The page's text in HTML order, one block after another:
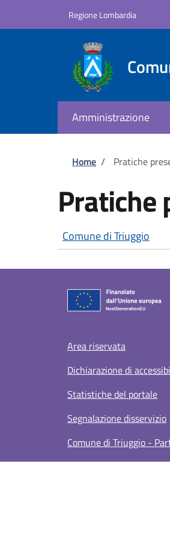
Regione Lombardia
Amministrazione
Briciole di
Home / Pratiche
Pratiche
Comune di Triuggio
Footer
Area riservata
Dichiarazione di
Statistiche del portale
Segnalazione disservizio
Comune di Triuggio -